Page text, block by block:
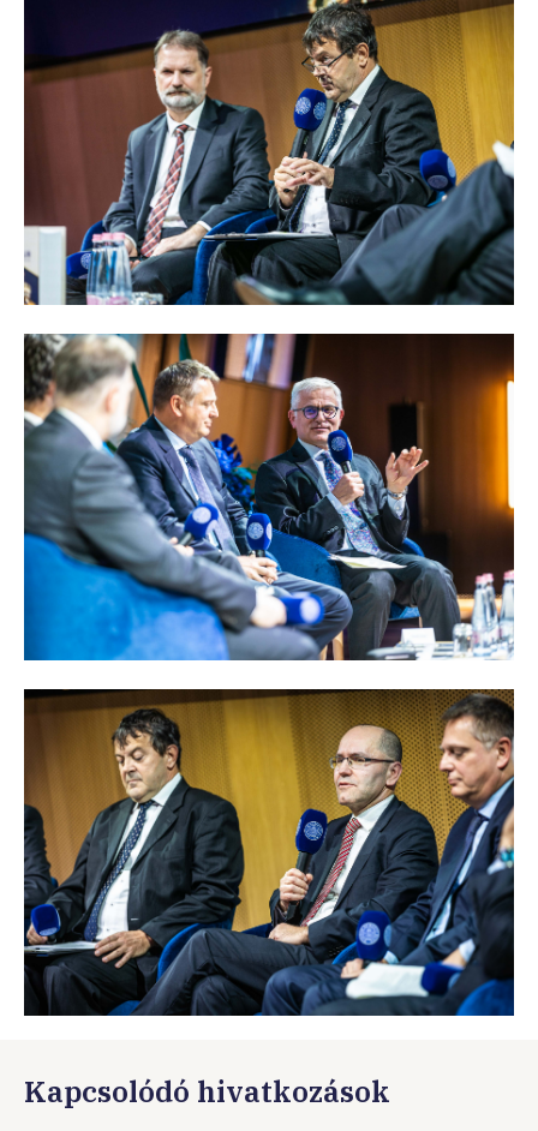
Kapcsolódó hivatkozások